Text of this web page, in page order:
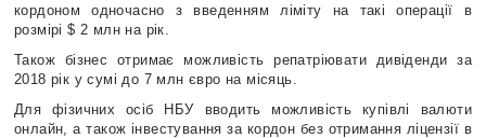
кордоном одночасно з введенням ліміту на такі операції в
розмірі $ 2 млн на рік.
Також бізнес отримає можливість репатріювати дивіденди за
2018 рік у сумі до 7 млн ​​євро на місяць.
Для фізичних осіб НБУ вводить можливість купівлі валюти
онлайн, а також інвестування за кордон без отримання ліцензії в